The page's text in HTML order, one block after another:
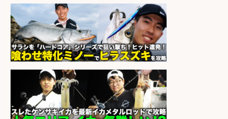
会社名
パーソルファクトリーパートナ
ーズ株式会社
sponsored by 求人ボックス
コンビニ/広島県/調理なし・軽作業
スタート お魚のパック詰め 品出し/
週4日から勤務OK/希望休が取得で
きる